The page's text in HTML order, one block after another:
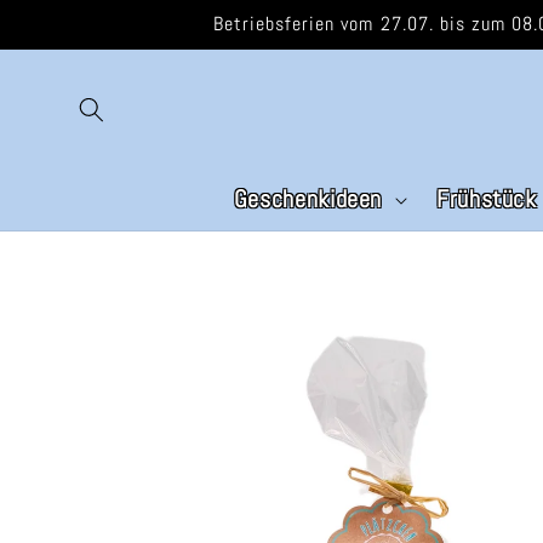
Inhalt
Betriebsferien vom 27.07. bis zum
Geschenkideen Frühstück